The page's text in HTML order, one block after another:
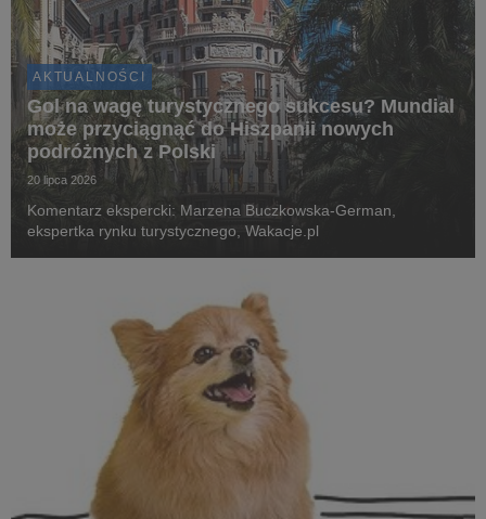
AKTUALNOŚCI
Gol na wagę turystycznego sukcesu? Mundial
może przyciągnąć do Hiszpanii nowych
podróżnych z Polski
20 lipca 2026
Komentarz ekspercki: Marzena Buczkowska-German,
ekspertka rynku turystycznego, Wakacje.pl